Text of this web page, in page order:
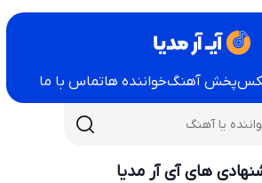
پخش آهنگخواننده هاتماس با ما
های آی آر مدیا